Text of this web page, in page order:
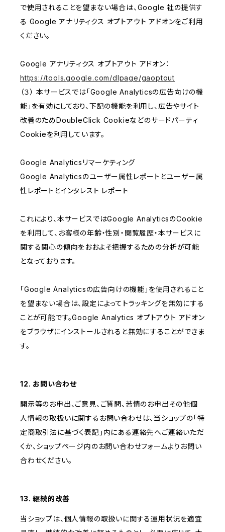
で使用されることを望まない場合は、Google 社の提供す
る Google アナリティクス オプトアウト アドオンをご利用
ください。
Google アナリティクス オプトアウト アドオン：
https://tools.google.com/dlpage/gaoptout
（３） 本サービスでは「Google Analyticsの広告向けの機
能」を有効にしており、下記の機能を利用し、広告やサイト
改善のためDoubleClick Cookieなどのサードパーティ
Cookieを利用しています。
Google Analyticsリマーケティング
Google Analyticsのユーザー属性レポートとユーザー属
性レポートとインタレスト レポート
これにより、本サービスではGoogle AnalyticsのCookie
を利用して、お客様の年齢・性別・閲覧履歴・本サービスに
関する関心の傾向をおおよそ把握するための分析が可能
となっております。
「Google Analyticsの広告向けの機能」を使用されること
を望まない場合は、設定によってトラッキングを無効にする
ことが可能です。Google Analytics オプトアウト アドオン
をブラウザにインストールされると無効にすることができま
す。
12. お問い合わせ
開示等のお申出、ご意見、ご質問、苦情のお申出その他個
人情報の取扱いに関するお問い合わせは、当ショップの「特
定商取引法に基づく表記」内にある連絡先へご連絡いただ
くか、ショップページ内のお問い合わせフォームよりお問い
合わせください。
13. 継続的改善
当ショップは、個人情報の取扱いに関する運用状況を適宜